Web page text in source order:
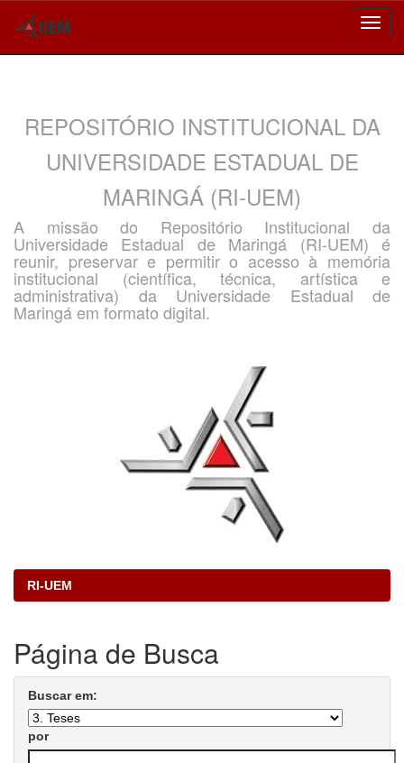
REPOSITÓRIO INSTITUCIONAL DA
UNIVERSIDADE ESTADUAL DE
MARINGÁ (RI-UEM)
A missão do Repositório Institucional da
Universidade Estadual de Maringá (RI-UEM) é
reunir, preservar e permitir o acesso à memória
institucional (científica, técnica, artística e
administrativa) da Universidade Estadual de
Maringá em formato digital.
RI-UEM
Página de Busca
Buscar em:
por